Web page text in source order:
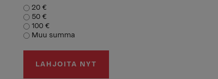
20 €
50 €
100 €
Muu summa